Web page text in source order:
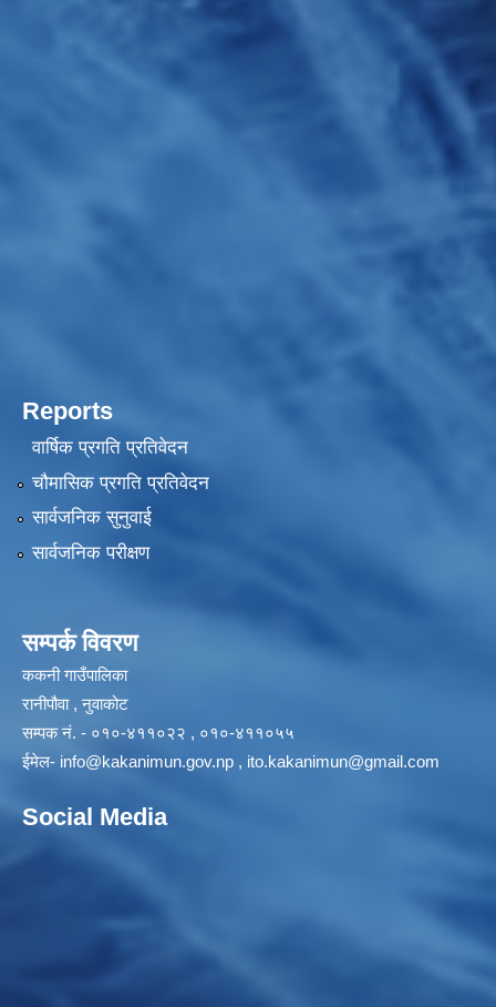
Reports
वार्षिक प्रगति प्रतिवेदन
चौमासिक प्रगति प्रतिवेदन
सार्वजनिक सुनुवाई
सार्वजनिक परीक्षण
सम्पर्क विवरण
ककनी गाउँपालिका
रानीपौवा , नुवाकोट
सम्पक नं. - ०१०-४११०२२ , ०१०-४११०५५
ईमेल- info@kakanimun.gov.np , ito.kakanimun@gmail.com
Social Media